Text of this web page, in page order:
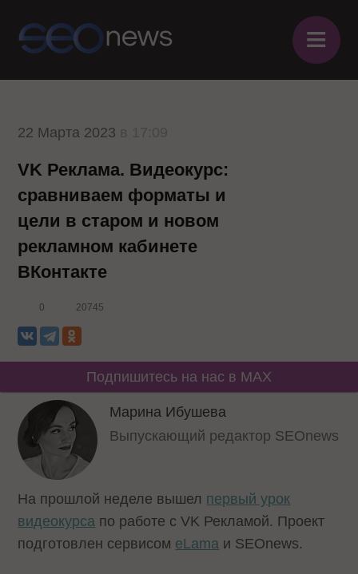
≡
22 Марта 2023
VK Реклама. Видеокурс:
сравниваем форматы и
цели в старом и новом
рекламном кабинете
ВКонтакте
0 20745
Подпишитесь на нас в MAX
Марина Ибушева
Выпускающий редактор SEOnews
На прошлой неделе вышел первый урок
видеокурса по работе с VK Рекламой. Проект
подготовлен сервисом eLama и SEOnews.